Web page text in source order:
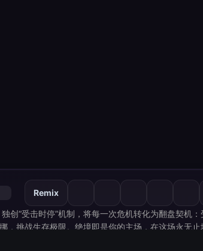
Remix
创“受击时停”机制，将每一次危机转化为翻盘契机
，挑战生存极限。绝境即是你的主场，在这场永无